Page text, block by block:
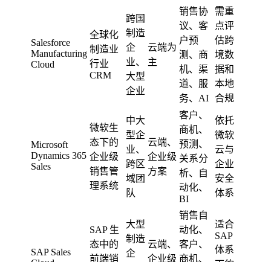
Salesforce
Manufacturing
Cloud
全球化
制造业
行业
CRM
跨国
制造
企
业、
大型
企业
云端为
主
销售协
议、客
户预
测、商
机、渠
道、服
务、AI
需重
点评
估跨
境数
据和
本地
合规
Microsoft
Dynamics 365
Sales
微软生
态下的
企业级
销售管
理系统
中大
型企
业、
跨区
域团
队
云端、
企业级
方案
客户、
商机、
预测、
关系分
析、自
动化、
BI
依托
微软
云与
企业
安全
体系
SAP Sales
SAP 生
态中的
前端销
大型
制造
企
云端、
企业级
销售自
动化、
客户、
商机、
适合
SAP
体系